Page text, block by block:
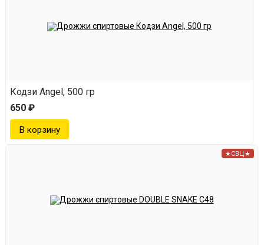
Кодзи Angel, 500 гр
650 ₽
★СВЦ★